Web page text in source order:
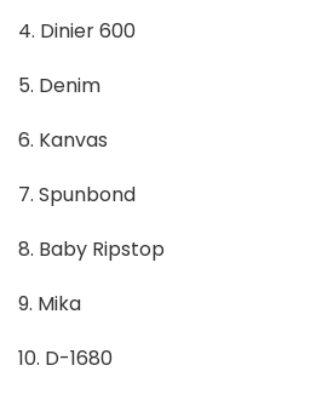
4. Dinier 600
5. Denim
6. Kanvas
7. Spunbond
8. Baby Ripstop
9. Mika
10. D-1680